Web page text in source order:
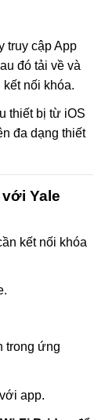
truy cập App
đó tải về và
nối khóa.
thiết bị từ iOS
đa dạng thiết
Yale
kết nối khóa
trong ứng
app.